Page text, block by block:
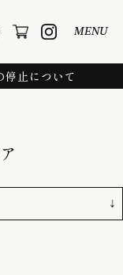
MENU
止について